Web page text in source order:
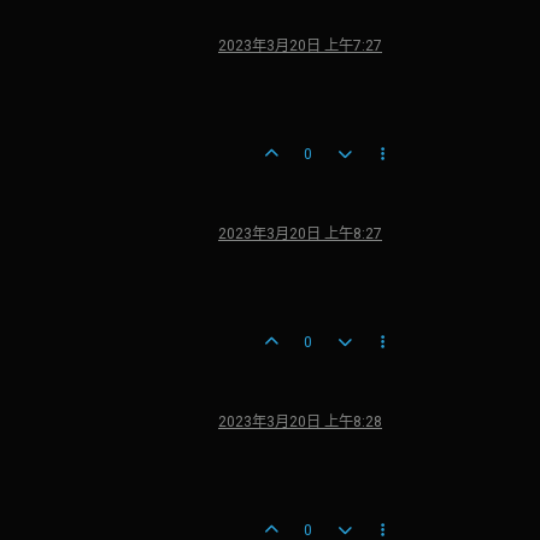
2023年3月20日 上午7:27
0
2023年3月20日 上午8:27
0
2023年3月20日 上午8:28
0